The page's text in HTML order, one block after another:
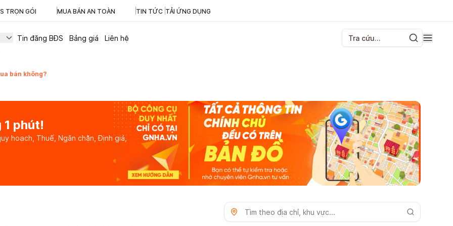
TRỌN GÓI MUA BÁN AN TOÀN TIN TỨC TẢI ỨNG DỤNG
Tin đăng BĐS Bảng giá Liên hệ
bán không?
phút!
hoạch, Thuế, Ngăn chặn, Định giá,